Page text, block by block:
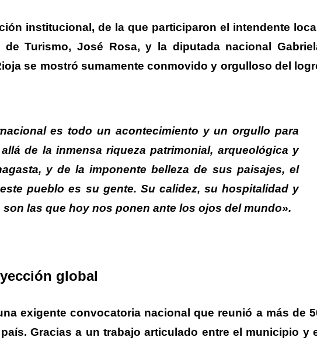
institucional, de la que participaron el intendente
de Turismo, José Rosa, y la diputada nacional
se mostró sumamente conmovido y orgulloso del
es todo un acontecimiento y un orgullo para
de la inmensa riqueza patrimonial, arqueológica y
y de la imponente belleza de sus paisajes, el
pueblo es su gente. Su calidez, su hospitalidad y
las que hoy nos ponen ante los ojos del mundo».
global
exigente convocatoria nacional que reunió a más de
Gracias a un trabajo articulado entre el municipio y